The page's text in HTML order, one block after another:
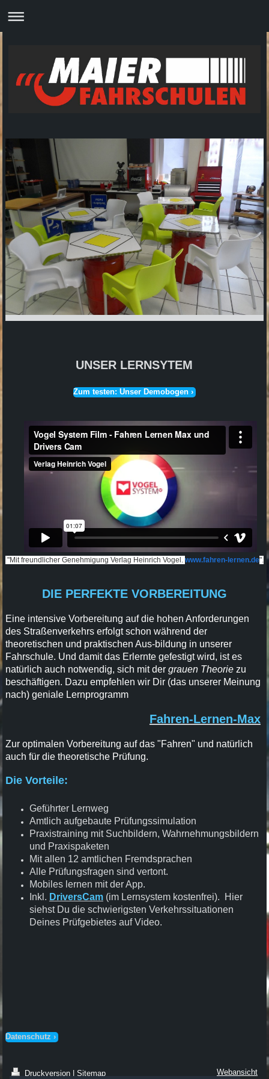
UNSER LERNSYTEM
Zum testen: Unser Demobogen
"Mit freundlicher Genehmigung Verlag Heinrich Vogel. www.fahren-lernen.de".
DIE PERFEKTE VORBEREITUNG
Eine intensive Vorbereitung auf die hohen Anforderungen
des Straßenverkehrs erfolgt schon während der
theoretischen und praktischen Aus-bildung in unserer
Fahrschule. Und damit das Erlernte gefestigt wird, ist es
natürlich auch notwendig, sich mit der grauen Theoriezu
beschäftigen. Dazu empfehlen wir Dir (das unserer Meinung
nach) geniale Lernprogramm
Fahren-Lernen-Max
Zur optimalen Vorbereitung auf das "Fahren" und natürlich
auch für die theoretische Prüfung.
Die Vorteile:
Geführter Lernweg
Amtlich aufgebaute Prüfungssimulation
Praxistraining mit Suchbildern, Wahrnehmungsbildern
und Praxispaketen
Mit allen 12 amtlichen Fremdsprachen
Alle Prüfungsfragen sind vertont.
Mobiles lernen mit der App.
Inkl. DriversCam(im Lernsystem kostenfrei). Hier
siehst Du die schwierigsten Verkehrssituationen
Deines Prüfgebietes auf Video.
Datenschutz
Druckversion Sitemap Webansicht